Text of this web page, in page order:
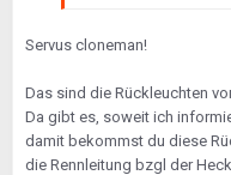
Servus cloneman!
Das sind die Rückleuchten
Da gibt es, soweit ich
damit bekommst du diese
die Rennleitung bzgl der